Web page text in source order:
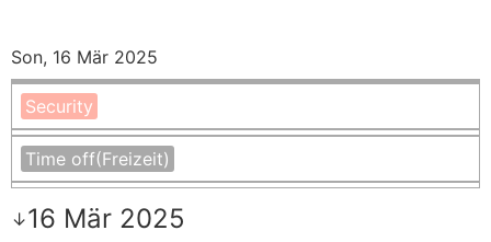
Son, 16 Mär 2025
Security
Time off(Freizeit)
↓16 Mär 2025